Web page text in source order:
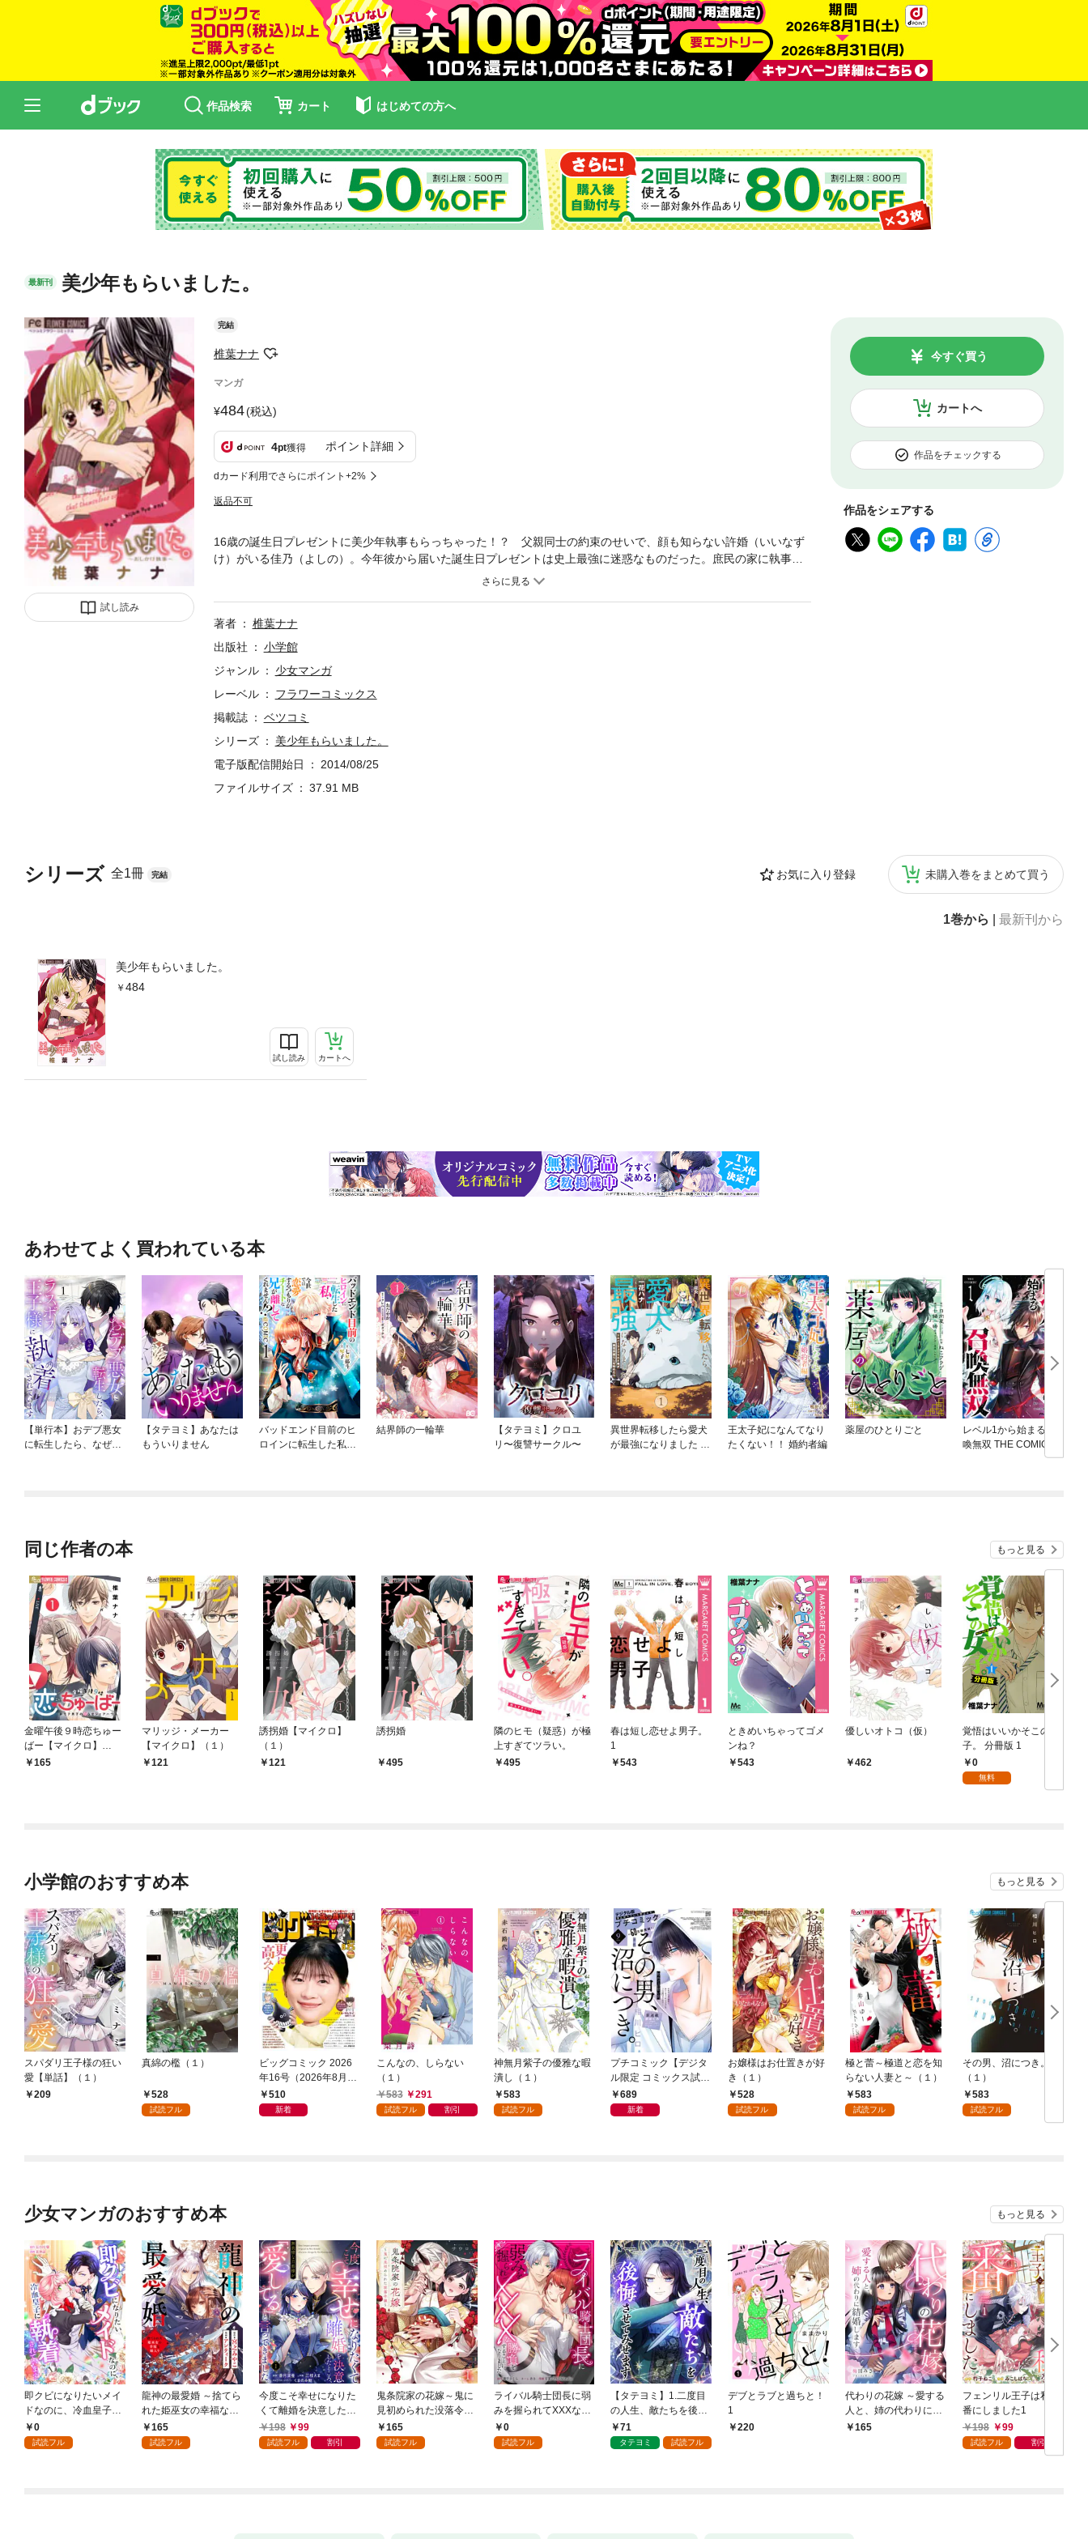
作品検索 カート はじめての方へ
最新刊 美少年もらいました。
試し読み
完結
椎葉ナナ
マンガ
484(税込)
4pt獲得 ポイント詳細
dカード利用でさらにポイント+2%
返品不可
カートへ
今すぐ買う
作品をチェックする
作品をシェアする
シリーズ 全1冊 完結 お気に入り登録 未購入巻をまとめて買う
1巻から 最新刊から
美少年もらいました。
484
試し読み カートへ
16歳の誕生日プレゼントに美少年執事もらっちゃった！？ 父親同士の約束のせいで、顔も知らない許婚（いいなず
け）がいる佳乃（よしの）。今年彼から届いた誕生日プレゼントは史上最強に迷惑なものだった。庶民の家に執事と
かいらないんですけど――！？ ●収録作品／美少年もらいました。／裏・美少年もらいました。／ラブ★ラブGang
著者
椎葉ナナ
出版社
小学館
ジャンル
少女マンガ
レーベル
フラワーコミックス
掲載誌
ベツコミ
シリーズ
美少年もらいました。
電子版配信開始日
2014/08/25
ファイルサイズ
37.91 MB
あわせてよく買われている本
【単行本】おデブ悪女
に転生したら、なぜか
【タテヨミ】あなたは
もういりません
バッドエンド目前のヒ
ロインに転生した私、
結界師の一輪華
【タテヨミ】クロユ
リ〜復讐サークル〜
異世界転移したら愛犬
が最強になりました ～
王太子妃になんてなり
たくない！！ 婚約者編
薬屋のひとりごと
レベル1から始まる召
喚無双 THE COMIC
同じ作者の本 もっと見る
金曜午後９時恋ちゅー
ばー【マイクロ】
（１）
165
マリッジ・メーカー
【マイクロ】（１）
121
誘拐婚【マイクロ】
（１）
121
誘拐婚
495
隣のヒモ（疑惑）が極
上すぎてツラい。
495
春は短し恋せよ男子。
1
543
ときめいちゃってゴメ
ンね？
543
優しいオトコ（仮）
462
覚悟はいいかそこの女
子。 分冊版 1
0
無料
小学館のおすすめ本 もっと見る
スパダリ王子様の狂い
愛【単話】（１）
209
真綿の檻（１）
528
試読フル
ビッグコミック 2026
年16号（2026年8月7
日発売）
510
新着
こんなの、しらない
（１）
583
291
試読フル 割引
神無月紫子の優雅な暇
潰し（１）
583
試読フル
プチコミック【デジタ
ル限定 コミックス試し
読み特典付き】 2026
年9月号（2026年8月7
689
新着
お嬢様はお仕置きが好
き（１）
528
試読フル
極と蕾～極道と恋を知
らない人妻と～（１）
583
試読フル
その男、沼につき。
（１）
583
試読フル
少女マンガのおすすめ本 もっと見る
即クビになりたいメイ
ドなのに、冷血皇子に
執着されています第1
話
0
試読フル
龍神の最愛婚 ～捨てら
れた姫巫女の幸福な嫁
入り～: 1
165
試読フル
今度こそ幸せになりた
くて離婚を決意したと
ころ、無表情な旦那様
が「愛してる」と言っ
198 99
試読フル 割引
鬼条院家の花嫁～鬼に
見初められた没落令嬢
～１165
試読フル
ライバル騎士団長に弱
みを握られてXXXな勝
負をすることになりま
した第1話
0
試読フル
【タテヨミ】1.二度目
の人生、敵たちを後悔
させてみせます
71
タテヨミ 試読フル
デブとラブと過ちと！
1
220
代わりの花嫁 ～愛する
人と、姉の代わりに結
婚します～ 1
165
フェンリル王子は私を
番にしました1
198
99
試読フル 割引